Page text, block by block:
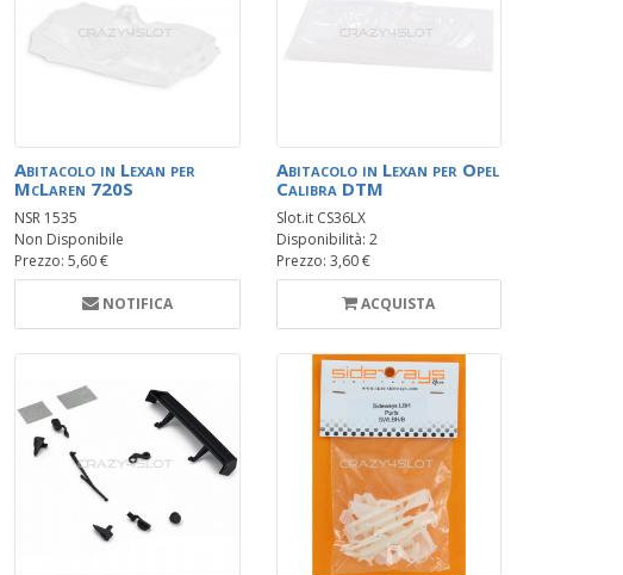
Abitacolo in Lexan per
McLaren 720S
NSR 1535
Non Disponibile
Prezzo: 5,60 €
NOTIFICA
Abitacolo in Lexan per Opel
Calibra DTM
Slot.it CS36LX
Disponibilità: 2
Prezzo: 3,60 €
ACQUISTA